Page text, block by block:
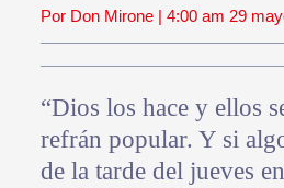
Por Don Mirone | 4:00 am 29
“Dios los hace y ellos
refrán popular. Y si
de la tarde del jueves